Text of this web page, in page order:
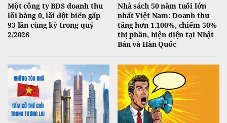
Một công ty BĐS doanh thu
lõi bằng 0, lãi đột biến gấp
93 lần cùng kỳ trong quý
2/2026
Nhà sách 50 năm tuổi lớn
nhất Việt Nam: Doanh thu
tăng hơn 1.100%, chiếm 50%
thị phần, hiện diện tại Nhật
Bản và Hàn Quốc